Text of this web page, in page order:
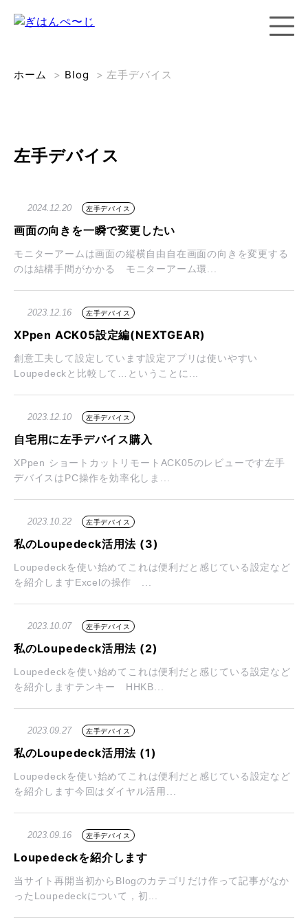
ホーム > Blog >左手デバイス
左手デバイス
2024.12.20 左手デバイス
画面の向きを一瞬で変更したい
モニターアームは画面の縦横自由自在画面の向きを変更する
のは結構手間がかかる モニターアーム環...
2023.12.16 左手デバイス
XPpen ACK05設定編(NEXTGEAR)
創意工夫して設定しています設定アプリは使いやすい
Loupedeckと比較して…ということに...
2023.12.10 左手デバイス
自宅用に左手デバイス購入
XPpen ショートカットリモートACK05のレビューです左手
デバイスはPC操作を効率化しま...
2023.10.22 左手デバイス
私のLoupedeck活用法 (3)
Loupedeckを使い始めてこれは便利だと感じている設定など
を紹介しますExcelの操作 ...
2023.10.07 左手デバイス
私のLoupedeck活用法 (2)
Loupedeckを使い始めてこれは便利だと感じている設定など
を紹介しますテンキー HHKB...
2023.09.27 左手デバイス
私のLoupedeck活用法 (1)
Loupedeckを使い始めてこれは便利だと感じている設定など
を紹介します今回はダイヤル活用...
2023.09.16 左手デバイス
Loupedeckを紹介します
当サイト再開当初からBlogのカテゴリだけ作って記事がなか
ったLoupedeckについて，初...